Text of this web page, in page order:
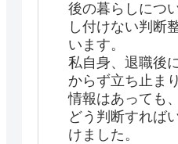
後の暮らしにつ
し付けない判断
います。
私自身、退職後
からず立ち止ま
情報はあっても
どう判断すれば
けました。